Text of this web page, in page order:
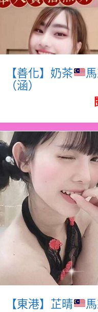
【善化】奶茶
（涵）
【東港】芷晴